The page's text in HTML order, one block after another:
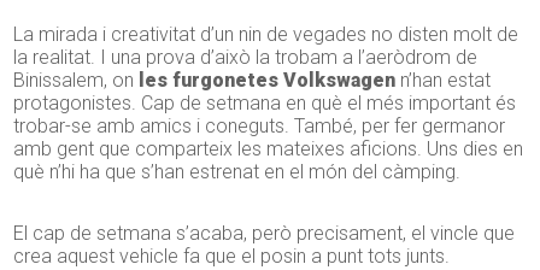
La mirada i creativitat d’un nin de vegades no disten molt de
la realitat. I una prova d’això la trobam a l’aeròdrom de
Binissalem, on les furgonetes Volkswagen n’han estat
protagonistes. Cap de setmana en què el més important és
trobar-se amb amics i coneguts. També, per fer germanor
amb gent que comparteix les mateixes aficions. Uns dies en
què n’hi ha que s’han estrenat en el món del càmping.
El cap de setmana s’acaba, però precisament, el vincle que
crea aquest vehicle fa que el posin a punt tots junts.